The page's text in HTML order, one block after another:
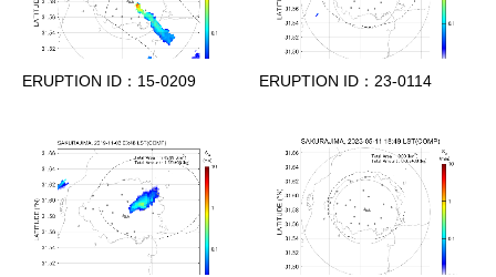
ERUPTION ID：15-0209 ERUPTION ID：23-0114